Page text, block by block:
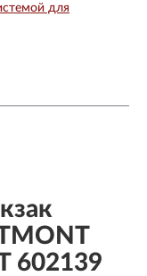
для
602139